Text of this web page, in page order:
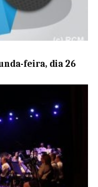
feira, dia 26